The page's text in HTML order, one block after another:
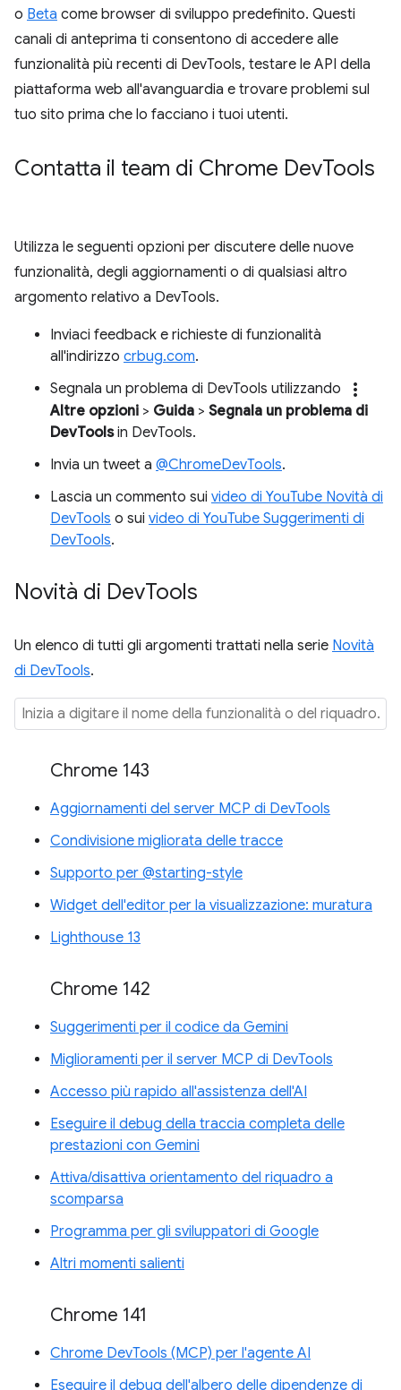
o Beta come browser di sviluppo predefinito. Questi
canali di anteprima ti consentono di accedere alle
funzionalità più recenti di DevTools, testare le API della
piattaforma web all'avanguardia e trovare problemi sul
tuo sito prima che lo facciano i tuoi utenti.
Contatta il team di Chrome DevTools
Utilizza le seguenti opzioni per discutere delle nuove
funzionalità, degli aggiornamenti o di qualsiasi altro
argomento relativo a DevTools.
Inviaci feedback e richieste di funzionalità
all'indirizzo crbug.com.
Segnala un problema di DevTools utilizzando
more_vert
Altre opzioni > Guida > Segnala un problema di
DevToolsin DevTools.
Invia un tweet a @ChromeDevTools.
Lascia un commento sui video di YouTube Novità di
DevTools o sui video di YouTube Suggerimenti di
DevTools.
Novità di DevTools
Un elenco di tutti gli argomenti trattati nella serie Novità
di DevTools.
Chrome 143
Aggiornamenti del server MCP di DevTools
Condivisione migliorata delle tracce
Supporto per @starting-style
Widget dell'editor per la visualizzazione: muratura
Lighthouse 13
Chrome 142
Suggerimenti per il codice da Gemini
Miglioramenti per il server MCP di DevTools
Accesso più rapido all'assistenza dell'AI
Eseguire il debug della traccia completa delle
prestazioni con Gemini
Attiva/disattiva orientamento del riquadro a
scomparsa
Programma per gli sviluppatori di Google
Altri momenti salienti
Chrome 141
Chrome DevTools (MCP) per l'agente AI
Eseguire il debug dell'albero delle dipendenze di